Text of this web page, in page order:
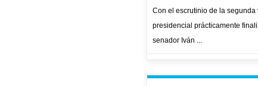
Con el escrutinio de la segunda
presidencial prácticamente
senador Iván ...